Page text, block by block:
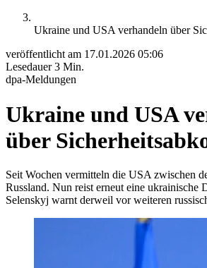
Ukraine und USA verhandeln über
veröffentlicht am 17.01.2026 05:06
Lesedauer3 Min.
dpa-Meldungen
Ukraine und USA
über
Seit Wochen vermitteln die USA zwischen
Russland. Nun reist erneut eine ukrainische
Selenskyj warnt derweil vor weiteren